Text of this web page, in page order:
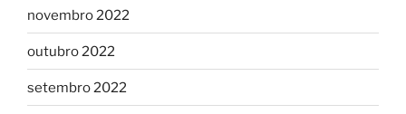
novembro 2022
outubro 2022
setembro 2022